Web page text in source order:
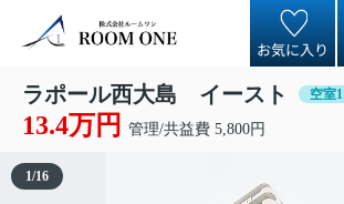
お気に入り
ラポール西大島 イースト 空室1
13.4万円 管理/共益費 5,800円
1/16